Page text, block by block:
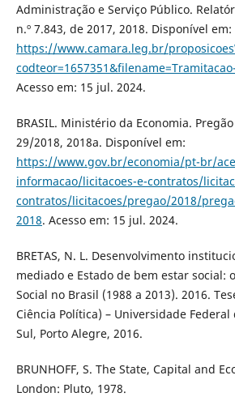
Administração e Serviço Público.
n.º 7.843, de 2017, 2018. Disponível em:
https://www.camara.leg.br/
Acesso em: 15 jul. 2024.
BRASIL. Ministério da Economia.
29/2018, 2018a. Disponível em:
https://www.gov.br/economia/pt-br/
informacao/licitacoes-e-contratos/
contratos/licitacoes/pregao/2018/
2018. Acesso em: 15 jul. 2024.
BRETAS, N. L. Desenvolvimento
mediado e Estado de bem estar social:
Social no Brasil (1988 a 2013). 2016.
Ciência Política) – Universidade Federal
Sul, Porto Alegre, 2016.
BRUNHOFF, S. The State, Capital and
London: Pluto, 1978.